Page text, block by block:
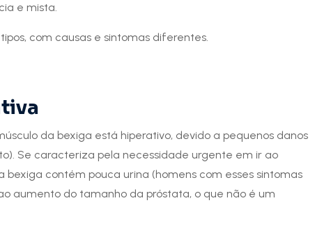
e mista.
com causas e sintomas diferentes.
da bexiga está hiperativo, devido a pequenos danos
Se caracteriza pela necessidade urgente em ir ao
bexiga contém pouca urina (homens com esses sintomas
aumento do tamanho da próstata, o que não é um